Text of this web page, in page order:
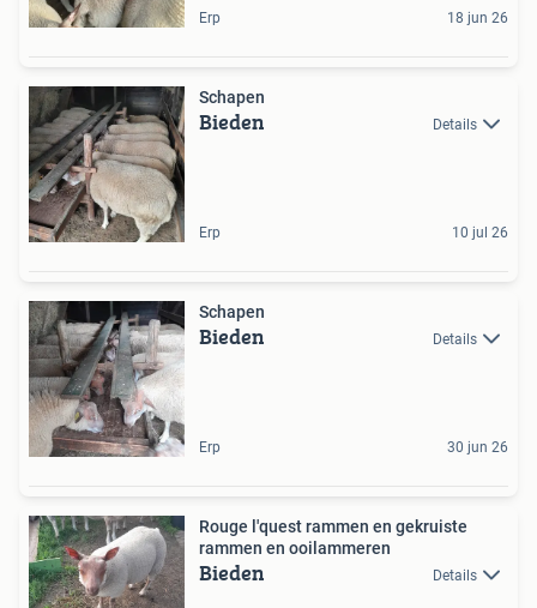
Erp 18 jun 26
Schapen
Bieden Details
Erp 10 jul 26
Schapen
Bieden Details
Erp 30 jun 26
Rouge l'quest rammen en gekruiste
rammen en ooilammeren
Bieden Details